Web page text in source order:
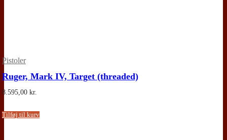
Pistoler
Ruger, Mark IV, Target (threaded)
8.595,00 kr.
Tilføj til kurv